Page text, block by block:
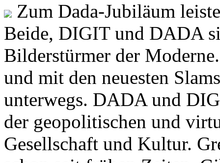
Zum Dada-Jubiläum
Beide, DIGIT und DADA
Bilderstürmer der
und mit den neuesten
unterwegs. DADA und
der geopolitischen und
Gesellschaft und Kultur.